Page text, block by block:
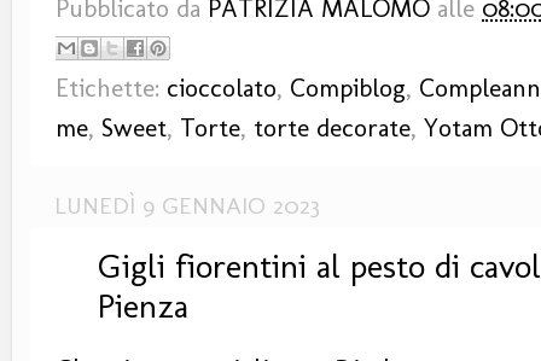
Pubblicato da PATRIZIA MALOMO alle
Etichette: cioccolato, Compiblog,
me, Sweet, Torte, torte decorate, Yotam
LUNEDÌ 9 GENNAIO 2023
Gigli fiorentini al pesto di
Pienza